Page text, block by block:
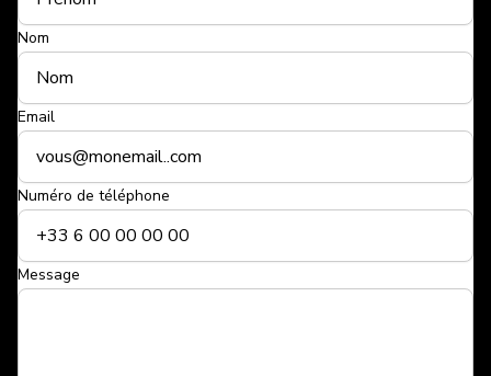
Nom
Email
Numéro de téléphone
Message